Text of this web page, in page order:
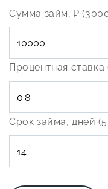
Сумма займ, ₽
Процентная ставка
Срок займа, дней